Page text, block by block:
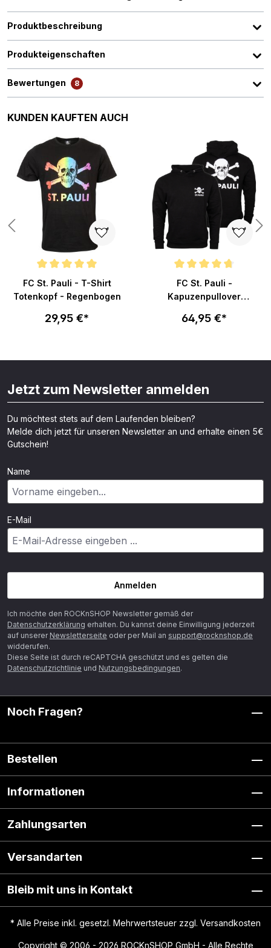
Produktbeschreibung
Produkteigenschaften
Bewertungen 8
Produktgalerie überspringen
KUNDEN KAUFTEN AUCH
von 5 Sternen
Durchschnittliche Bewertung von 5 von 5 Sternen
FC St. Pauli - T-Shirt
Totenkopf - Regenbogen
29,95 €*
Durchschnittliche Bewertung
FC St. Pauli -
Kapuzenpullover
64,95 €*
Jetzt zum Newsletter anmelden
Du möchtest stets auf dem Laufenden bleiben?
Melde dich jetzt für unseren Newsletter an und erhalte einen 5€
Gutschein!
Name
E-Mail
Anmelden
Ich möchte den ROCKnSHOP Newsletter gemäß der
Datenschutzerklärung erhalten. Du kannst deine Einwilligung jederzeit
auf unserer Newsletterseite oder per Mail an support@rocknshop.de
widderufen.
Diese Seite ist durch reCAPTCHA geschützt und es gelten die
Datenschutzrichtlinie und Nutzungsbedingungen.
Noch Fragen?
Bestellen
Informationen
Zahlungsarten
Versandarten
Bleib mit uns in Kontakt
* Alle Preise inkl. gesetzl. Mehrwertsteuer zzgl. Versandkosten
Copyright © 2006 - 2026 ROCKnSHOP GmbH - Alle Rechte